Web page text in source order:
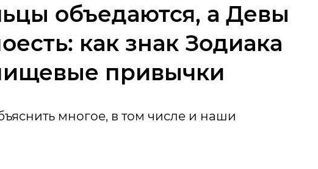
объедаются, а Девы
как знак Зодиака
привычки
многое, в том числе и наши